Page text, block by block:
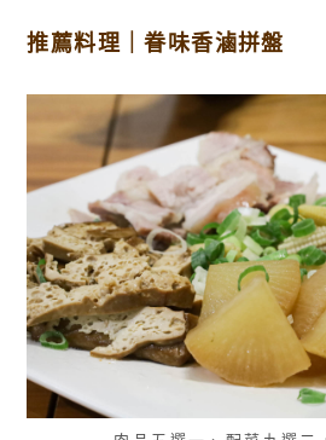
推薦料理｜眷味香滷拼盤